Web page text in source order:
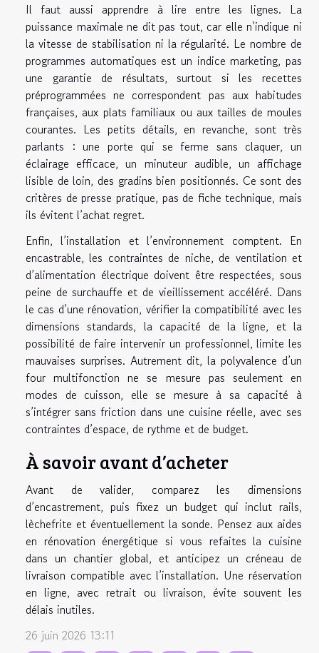
Il faut aussi apprendre à lire entre les lignes. La
puissance maximale ne dit pas tout, car elle n’indique ni
la vitesse de stabilisation ni la régularité. Le nombre de
programmes automatiques est un indice marketing, pas
une garantie de résultats, surtout si les recettes
préprogrammées ne correspondent pas aux habitudes
françaises, aux plats familiaux ou aux tailles de moules
courantes. Les petits détails, en revanche, sont très
parlants : une porte qui se ferme sans claquer, un
éclairage efficace, un minuteur audible, un affichage
lisible de loin, des gradins bien positionnés. Ce sont des
critères de presse pratique, pas de fiche technique, mais
ils évitent l’achat regret.
Enfin, l’installation et l’environnement comptent. En
encastrable, les contraintes de niche, de ventilation et
d’alimentation électrique doivent être respectées, sous
peine de surchauffe et de vieillissement accéléré. Dans
le cas d’une rénovation, vérifier la compatibilité avec les
dimensions standards, la capacité de la ligne, et la
possibilité de faire intervenir un professionnel, limite les
mauvaises surprises. Autrement dit, la polyvalence d’un
four multifonction ne se mesure pas seulement en
modes de cuisson, elle se mesure à sa capacité à
s’intégrer sans friction dans une cuisine réelle, avec ses
contraintes d’espace, de rythme et de budget.
À savoir avant d’acheter
Avant de valider, comparez les dimensions
d’encastrement, puis fixez un budget qui inclut rails,
lèchefrite et éventuellement la sonde. Pensez aux aides
en rénovation énergétique si vous refaites la cuisine
dans un chantier global, et anticipez un créneau de
livraison compatible avec l’installation. Une réservation
en ligne, avec retrait ou livraison, évite souvent les
délais inutiles.
26 juin 2026 13:11